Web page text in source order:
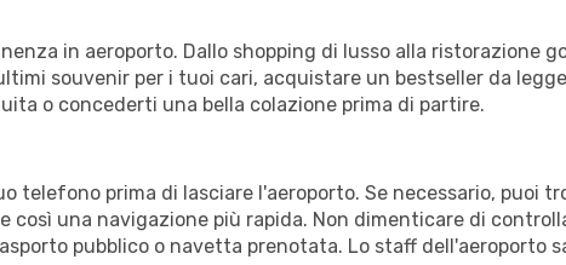
in aeroporto. Dallo shopping di lusso alla ristorazione
souvenir per i tuoi cari, acquistare un bestseller da
o concederti una bella colazione prima di partire.
prima di lasciare l'aeroporto. Se necessario, puoi
una navigazione più rapida. Non dimenticare di
pubblico o navetta prenotata. Lo staff dell'aeroporto